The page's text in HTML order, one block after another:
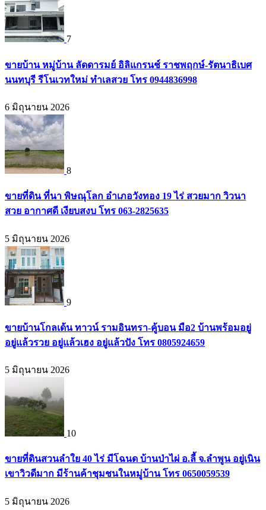
7
ขายบ้าน หมู่บ้าน ลัดดารมย์ อิลิแกรนช์ ราชพฤกษ์-รัตนาธิเบศ
นนทบุรี รีโนเวทใหม่ ทำเลสวย โทร 0944836998
6 มิถุนายน 2026
8
ขายที่ดิน ที่นา พิษณุโลก อำเภอวังทอง 19 ไร่ สวยมาก วิวนา
สวย อากาศดี เงียบสงบ โทร 063-2825635
5 มิถุนายน 2026
9
ขายบ้านโกลเด้น ทาวน์ รามอินทรา-คู้บอน มือ2 บ้านพร้อมอยู่
อยู่แล้วรวย อยู่แล้วเฮง อยู่แล้วปัง โทร 0805924659
5 มิถุนายน 2026
10
ขายที่ดินสวนลำใย 40 ไร่ มีโฉนด บ้านป่าไผ่ อ.ลี้ จ.ลำพูน อยู่เนิน
เขาวิวดีมาก มีร้านค้าชุมชนในหมู่บ้าน โทร 0650059539
5 มิถุนายน 2026